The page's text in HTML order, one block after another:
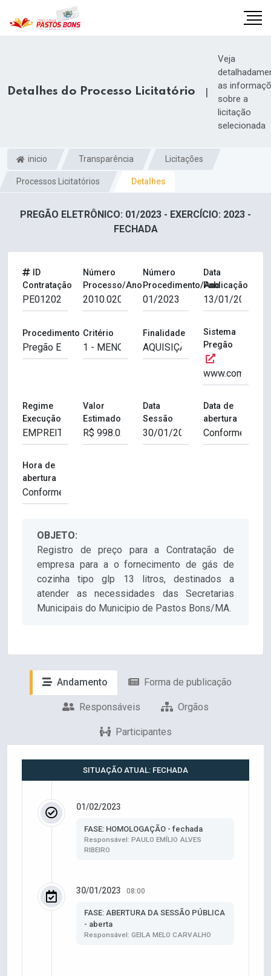
Detalhes do Processo Licitatório |
Veja
as
sobre a
licitação
selecionada
inicio Transparência Licitações
Processos Licitatórios Detalhes
PREGÃO ELETRÔNICO: 01/2023 - EXERCÍCIO: 2023 -
FECHADA
ID
Contratação
Número
Processo/Ano
Número
Procedimento/Ano
Data
Publicação
Procedimento Critério Finalidade
Sistema
Pregão
Regime
Execução
Valor
Estimado
Data
Sessão
Data de
abertura
Hora de
abertura
OBJETO:
Registro de preço para a Contratação de
empresa para a o fornecimento de gás de
cozinha tipo glp 13 litros, destinados a
atender as necessidades das Secretarias
Municipais do Municipio de Pastos Bons/MA.
Andamento Forma de publicação
Responsáveis Orgãos
Participantes
SITUAÇÃO ATUAL: FECHADA
01/02/2023
FASE: HOMOLOGAÇÃO - fechada
Responsável: PAULO EMÍLIO ALVES
RIBEIRO
30/01/2023 08:00
FASE: ABERTURA DA SESSÃO PÚBLICA
- aberta
Responsável: GEILA MELO CARVALHO